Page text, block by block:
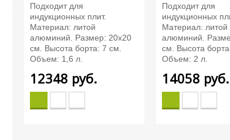
Подходит для
индукционных плит.
Материал: литой
алюминий. Размер: 20х20
см. Высота борта: 7 см.
Объем: 1,6 л.
12348 руб.
Подходит для
индукционных
Материал: литой
алюминий.
см. Высота
Объем: 2 л.
14058 руб.